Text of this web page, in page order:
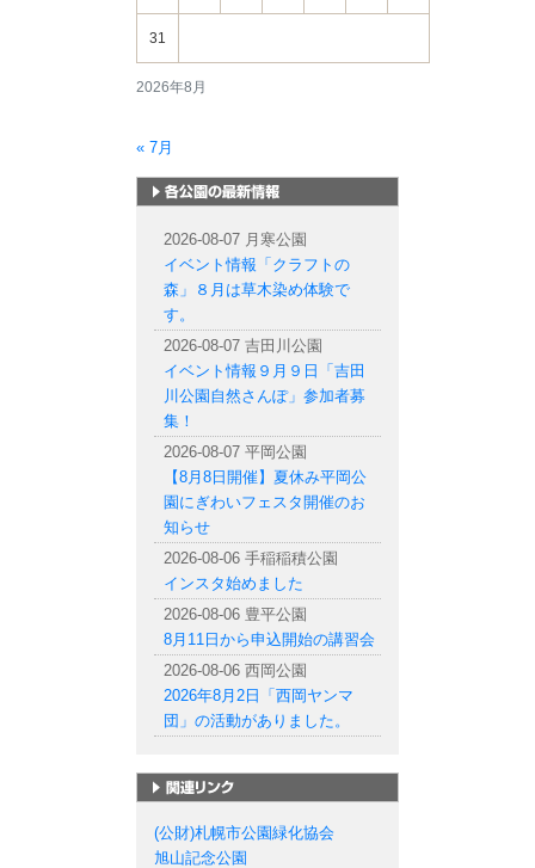
2026年8月
31
« 7月
2026-08-07 月寒公園
イベント情報「クラフトの
森」８月は草木染め体験で
す。
2026-08-07 吉田川公園
イベント情報９月９日「吉田
川公園自然さんぽ」参加者募
集！
2026-08-07 平岡公園
【8月8日開催】夏休み平岡公
園にぎわいフェスタ開催のお
知らせ
2026-08-06 手稲稲積公園
インスタ始めました
2026-08-06 豊平公園
8月11日から申込開始の講習会
2026-08-06 西岡公園
2026年8月2日「西岡ヤンマ
団」の活動がありました。
(公財)札幌市公園緑化協会
旭山記念公園